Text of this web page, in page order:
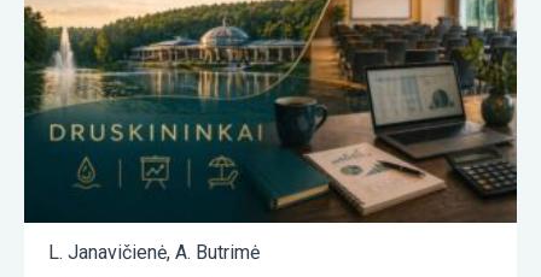
L. Janavičienė, A. Butrimė